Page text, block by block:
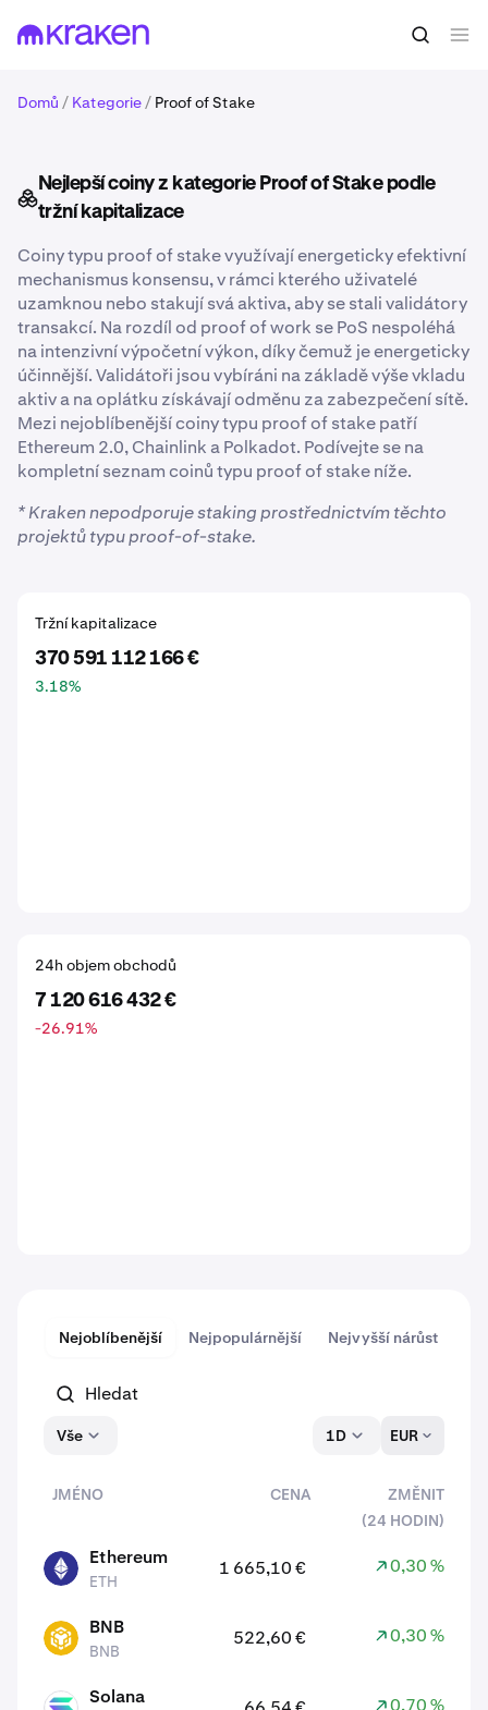
Domů / Kategorie/ Proof of Stake
Nejlepší coiny z kategorie Proof of Stake podle
tržní kapitalizace
Coiny typu proof of stake využívají energeticky efektivní
mechanismus konsensu, v rámci kterého uživatelé
uzamknou nebo stakují svá aktiva, aby se stali validátory
transakcí. Na rozdíl od proof of work se PoS nespoléhá
na intenzivní výpočetní výkon, díky čemuž je energeticky
účinnější. Validátoři jsou vybíráni na základě výše vkladu
aktiv a na oplátku získávají odměnu za zabezpečení sítě.
Mezi nejoblíbenější coiny typu proof of stake patří
Ethereum 2.0, Chainlink a Polkadot. Podívejte se na
kompletní seznam coinů typu proof of stake níže.
* Kraken nepodporuje staking prostřednictvím těchto
projektů typu proof-of-stake.
Tržní kapitalizace
370 591 112 166 €
3.18%
24h objem obchodů
7 120 616 432 €
-26.91%
Nejoblíbenější Nejpopulárnější Nejvyšší nárůst
Vše 1D EUR
JMÉNO CENA
ZMĚNIT
(24 HODIN)
ETH Ethereum
ETH
1 665,10 € 0,30 %
BNB BNB
BNB
522,60 € 0,30 %
SOL Solana 0,70 %